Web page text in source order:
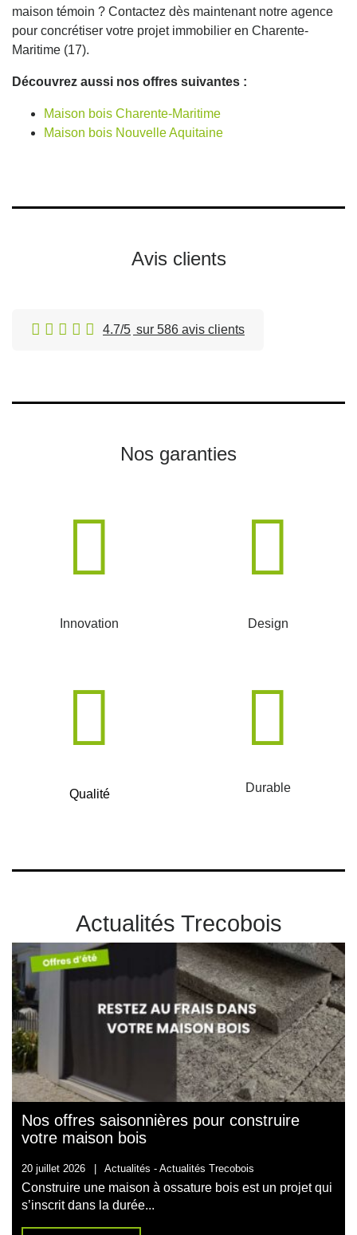
maison témoin ? Contactez dès maintenant notre agence
pour concrétiser votre projet immobilier en Charente-
Maritime (17).
Découvrez aussi nos offres suivantes :
Maison bois Charente-Maritime
Maison bois Nouvelle Aquitaine
Avis clients
4.7/5 sur 586 avis clients
Nos garanties
Innovation Design
Qualité Durable
Actualités Trecobois
Nos offres saisonnières pour construire
votre maison bois
20 juillet 2026 Actualités - Actualités Trecobois
Construire une maison à ossature bois est un projet qui
s’inscrit dans la durée...